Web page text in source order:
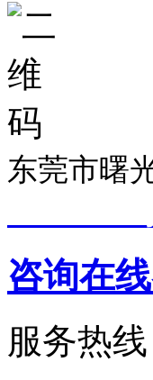
东莞市曙
咨询在
服务热线